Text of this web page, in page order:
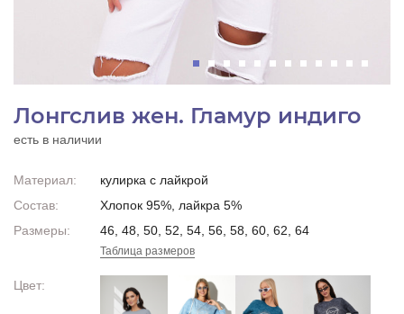
Лонгслив жен. Гламур индиго
есть в наличии
Материал:
кулирка с лайкрой
Состав:
Хлопок 95%, лайкра 5%
Размеры:
46, 48, 50, 52, 54, 56, 58, 60, 62, 64
Таблица размеров
Цвет: